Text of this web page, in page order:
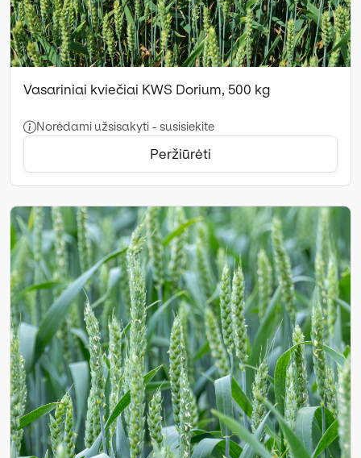
Vasariniai kviečiai KWS Dorium, 500 kg
Norėdami užsisakyti - susisiekite
Peržiūrėti